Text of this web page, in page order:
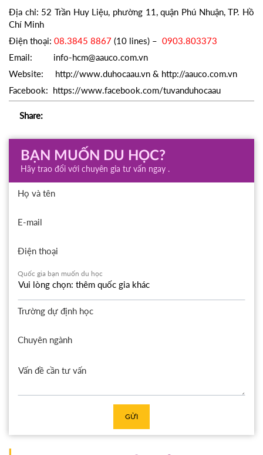
Địa chỉ: 52 Trần Huy Liệu, phường 11, quận Phú Nhuận, TP. Hồ
Chí Minh
Điện thoại: 08.3845 8867 (10 lines) – 0903.803373
Email: info-hcm@aauco.com.vn
Website: http://www.duhocaau.vn & http://aauco.com.vn
Facebook: https://www.facebook.com/tuvanduhocaau
Share:
BẠN MUỐN DU HỌC?
Hãy trao đổi với chuyên gia tư vấn ngay .
Họ và tên
E-mail
Điện thoại
Quốc gia bạn muốn du học
Trường dự định học
Chuyên ngành
GỬI